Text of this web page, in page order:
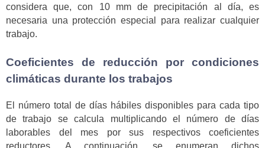
considera que, con 10 mm de precipitación al día, es
necesaria una protección especial para realizar cualquier
trabajo.
Coeficientes de reducción por condiciones
climáticas durante los trabajos
El número total de días hábiles disponibles para cada tipo
de trabajo se calcula multiplicando el número de días
laborables del mes por sus respectivos coeficientes
reductores. A continuación, se enumeran dichos